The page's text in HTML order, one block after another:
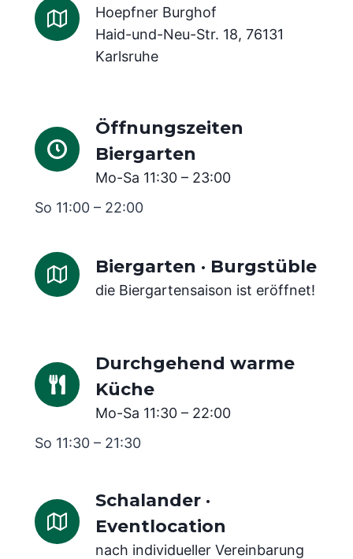
Hoepfner Burghof
Haid-und-Neu-Str. 18, 76131
Karlsruhe
Öffnungszeiten
Biergarten
Mo-Sa 11:30 – 23:00
So 11:00 – 22:00
Biergarten · Burgstüble
die Biergartensaison ist eröffnet!
Durchgehend warme
Küche
Mo-Sa 11:30 – 22:00
So 11:30 – 21:30
Schalander ·
Eventlocation
nach individueller Vereinbarung